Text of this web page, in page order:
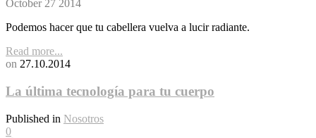
October 27 2014
Podemos hacer que tu cabellera vuelva a lucir radiante.
Read more...
on 27.10.2014
La última tecnología para tu cuerpo
Published in Nosotros
0